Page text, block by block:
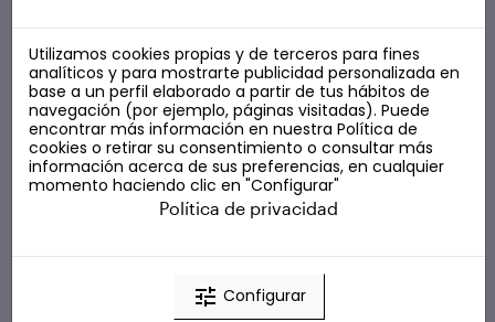
COSMÉTICA LOW COST
Utilizamos cookies propias y de terceros para fines
analíticos y para mostrarte publicidad personalizada en
base a un perfil elaborado a partir de tus hábitos de
navegación (por ejemplo, páginas visitadas). Puede
encontrar más información en nuestra Política de
cookies o retirar su consentimiento o consultar más
información acerca de sus preferencias, en cualquier
momento haciendo clic en "Configurar"
Política de privacidad
tune Configurar